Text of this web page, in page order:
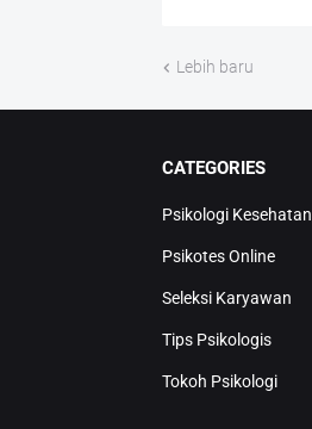
Lebih baru
CATEGORIES
Psikologi Kesehatan
Psikotes Online
Seleksi Karyawan
Tips Psikologis
Tokoh Psikologi